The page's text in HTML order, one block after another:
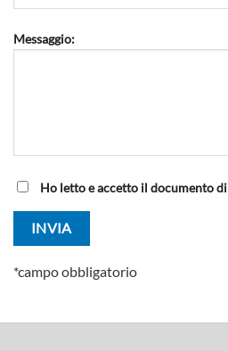
Messaggio:
Ho letto e accetto il documento di
*campo obbligatorio